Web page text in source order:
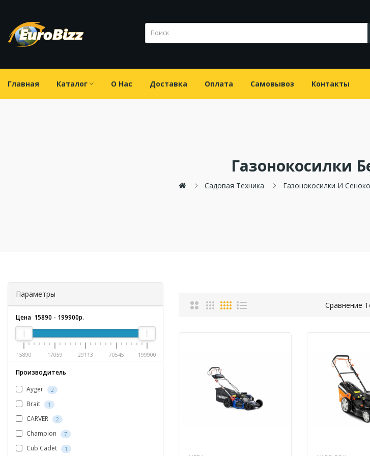
Главная Каталог О Нас Доставка Оплата Самовывоз Контакты
Газонокосилки
Садовая Техника Газонокосилки И
Параметры
Цена 15890 - 199900р.
15890 17059 29113 70545 199900
Производитель
Ayger
2
Brait 1
CARVER 2
Champion 7
Cub Cadet 1
Сравнение